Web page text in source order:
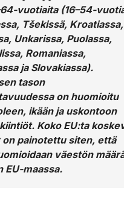
vuotiaita (16–54-
Tšekissä, Kroatiassa,
Unkarissa, Puolassa,
Romaniassa,
ja Slovakiassa).
tason
on huomioitu
ikään ja uskontoon
Koko EU:ta
on painotettu siten, että
väestön
EU-maassa.